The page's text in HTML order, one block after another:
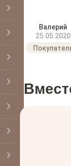
Валерий
25.05.2020